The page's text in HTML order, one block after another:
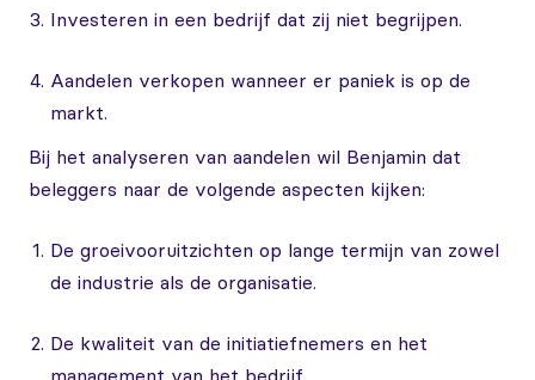
Investeren in een bedrijf dat zij niet begrijpen.
Aandelen verkopen wanneer er paniek is op de
markt.
Bij het analyseren van aandelen wil Benjamin dat
beleggers naar de volgende aspecten kijken:
De groeivooruitzichten op lange termijn van zowel
de industrie als de organisatie.
De kwaliteit van de initiatiefnemers en het
management van het bedrijf.